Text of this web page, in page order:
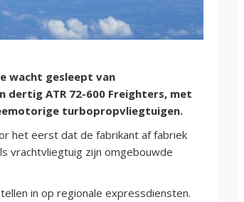
wacht gesleept van
dertig ATR 72-600 Freighters, met
turbopropvliegtuigen.
het eerst dat de fabrikant af fabriek
vrachtvliegtuig zijn omgebouwde
in op regionale expressdiensten.